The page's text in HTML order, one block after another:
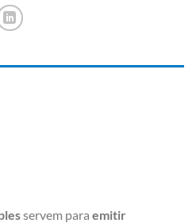
servem para emitir